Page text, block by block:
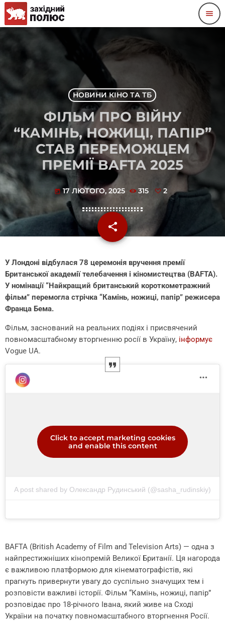
menu
НОВИНИ КІНО ТА ТБ
ФІЛЬМ ПРО ВІЙНУ
“КАМІНЬ, НОЖИЦІ, ПАПІР”
СТАВ ПЕРЕМОЖЦЕМ
ПРЕМІЇ BAFTA 2025
today 17 ЛЮТОГО, 2025 315 2
share
email
У Лондоні відбулася 78 церемонія вручення премії
Британської академії телебачення і кіномистецтва (BAFTA).
У номінації “Найкращий британський короткометражний
фільм” перемогла стрічка “Камінь, ножиці, папір” режисера
Франца Бема.
Фільм, заснований на реальних подіях і присвячений
повномасштабному вторгненню росії в Україну, інформує
Vogue UA.
A post shared by Олександр Рудинський (@sasha_rudinskiy)
Click to accept marketing cookies
and enable this content
BAFTA (British Academy of Film and Television Arts) — одна з
найпрестижніших кінопремій Великої Британії. Ця нагорода
є важливою платформою для кінематографістів, які
прагнуть привернути увагу до суспільно значущих тем і
розповісти важливі історії. Фільм “Камінь, ножиці, папір”
розповідає про 18-річного Івана, який живе на Сході
України на початку повномасштабного вторгнення Росії.